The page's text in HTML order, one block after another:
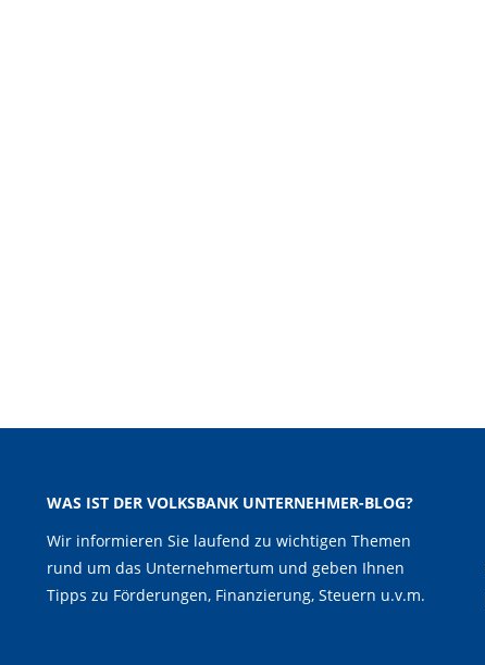
WAS IST DER VOLKSBANK UNTERNEHMER-BLOG?
Wir informieren Sie laufend zu wichtigen Themen
rund um das Unternehmertum und geben Ihnen
Tipps zu Förderungen, Finanzierung, Steuern u.v.m.